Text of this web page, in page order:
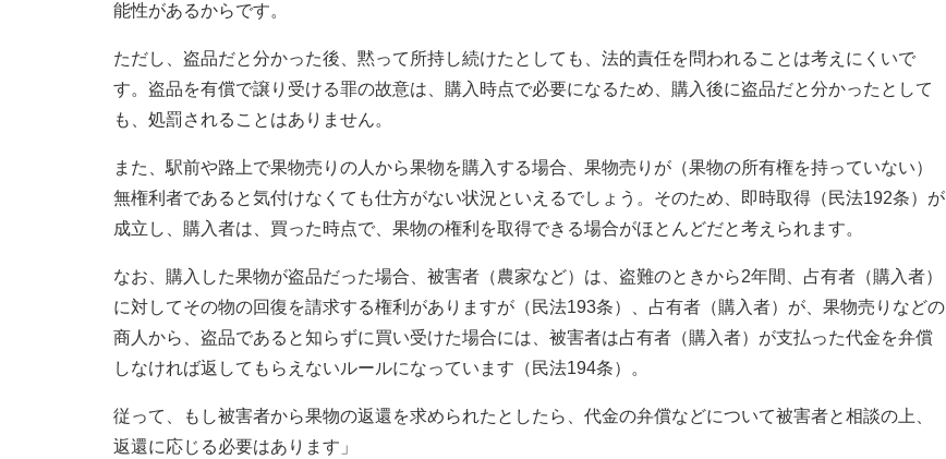
能性があるからです。
ただし、盗品だと分かった後、黙って所持し続けたとしても、法的責任を問われることは考えにくいで
す。盗品を有償で譲り受ける罪の故意は、購入時点で必要になるため、購入後に盗品だと分かったとして
も、処罰されることはありません。
また、駅前や路上で果物売りの人から果物を購入する場合、果物売りが（果物の所有権を持っていない）
無権利者であると気付けなくても仕方がない状況といえるでしょう。そのため、即時取得（民法192条）が
成立し、購入者は、買った時点で、果物の権利を取得できる場合がほとんどだと考えられます。
なお、購入した果物が盗品だった場合、被害者（農家など）は、盗難のときから2年間、占有者（購入者）
に対してその物の回復を請求する権利がありますが（民法193条）、占有者（購入者）が、果物売りなどの
商人から、盗品であると知らずに買い受けた場合には、被害者は占有者（購入者）が支払った代金を弁償
しなければ返してもらえないルールになっています（民法194条）。
従って、もし被害者から果物の返還を求められたとしたら、代金の弁償などについて被害者と相談の上、
返還に応じる必要はあります」